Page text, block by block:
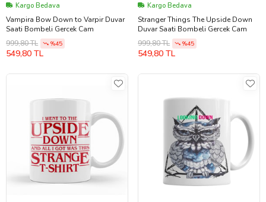
Kargo Bedava
Vampira Bow Down to Varpir Duvar
Saati Bombeli Gercek Cam
999,80 TL
%45
549,80 TL
Kargo Bedava
Stranger Things The Upside Down
Duvar Saati Bombeli Gercek Cam
999,80 TL
%45
549,80 TL